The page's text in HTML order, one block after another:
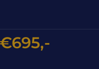
€695,-